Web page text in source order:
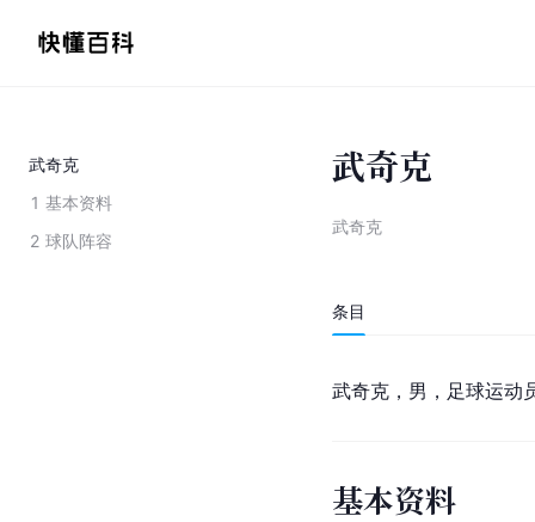
武奇克
1 基本资料
2 球队阵容
武奇克
武奇克
条目
武奇克，男，足球运动
基本资料